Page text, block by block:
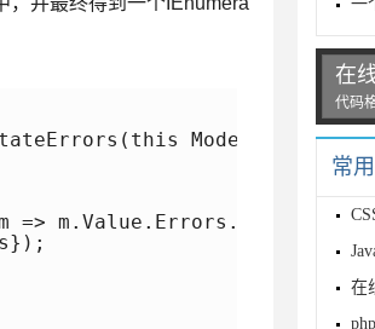
=> m.Value.Errors.Any())
在
代码
常
在